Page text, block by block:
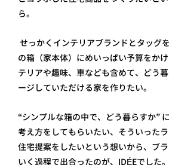
ら。
せっかくインテリアブランドとタッグ
の箱（家本体）にめいっぱい予算をか
テリアや趣味、車なども含めて、どう
ージしていただける家を作りたい。
“シンプルな箱の中で、どう暮らすか”
考え方をしてもらいたい、そういった
住宅提案をしたいという想いから、ブ
いく過程で出合ったのが、IDÉEでした。